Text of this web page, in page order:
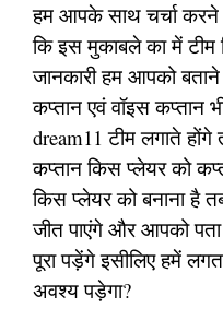
हम आपके साथ चर्चा करने
कि इस मुकाबले का में टीम
जानकारी हम आपको
कप्तान एवं वॉइस कप्तान
dream11 टीम लगाते
कप्तान किस प्लेयर को
किस प्लेयर को बनाना है
जीत पाएंगे और आपको
पूरा पड़ेंगे इसीलिए हमें
अवश्य पड़ेगा?